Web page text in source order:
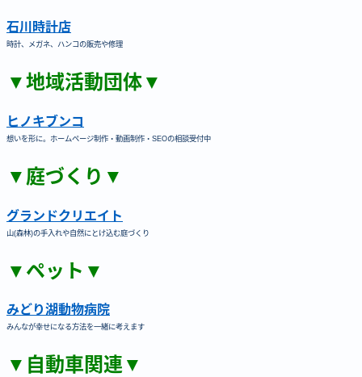
石川時計店
時計、メガネ、ハンコの販売や修理
▼地域活動団体▼
ヒノキブンコ
想いを形に。ホームページ制作・動画制作・SEOの相談受付中
▼庭づくり▼
グランドクリエイト
山(森林)の手入れや自然にとけ込む庭づくり
▼ペット▼
みどり湖動物病院
みんなが幸せになる方法を一緒に考えます
▼自動車関連▼